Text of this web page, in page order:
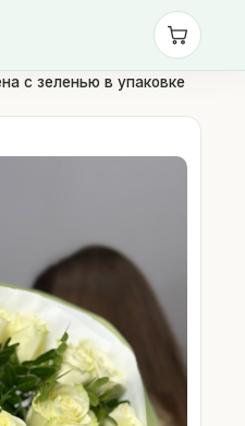
с зеленью в упаковке